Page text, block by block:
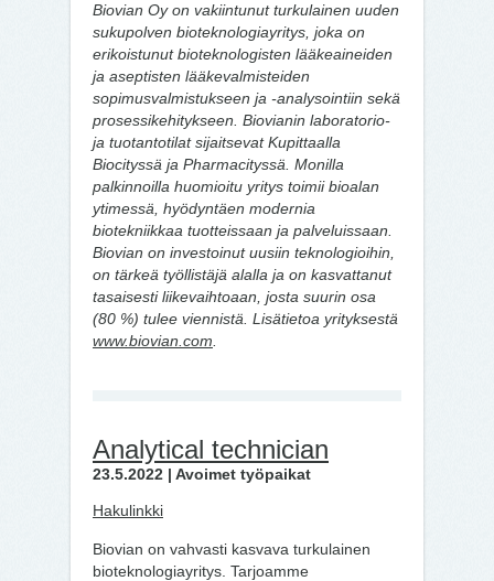
Biovian Oy on vakiintunut turkulainen uuden
sukupolven bioteknologiayritys, joka on
erikoistunut bioteknologisten lääkeaineiden
ja aseptisten lääkevalmisteiden
sopimusvalmistukseen ja -analysointiin sekä
prosessikehitykseen. Biovianin laboratorio-
ja tuotantotilat sijaitsevat Kupittaalla
Biocityssä ja Pharmacityssä. Monilla
palkinnoilla huomioitu yritys toimii bioalan
ytimessä, hyödyntäen modernia
biotekniikkaa tuotteissaan ja palveluissaan.
Biovian on investoinut uusiin teknologioihin,
on tärkeä työllistäjä alalla ja on kasvattanut
tasaisesti liikevaihtoaan, josta suurin osa
(80 %) tulee viennistä. Lisätietoa yrityksestä
www.biovian.com
Analytical technician
23.5.2022 | Avoimet työpaikat
Hakulinkki
Biovian on vahvasti kasvava turkulainen
bioteknologiayritys. Tarjoamme